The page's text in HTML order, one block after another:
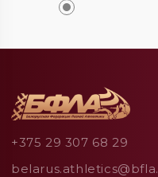
+375 29 307 68 29